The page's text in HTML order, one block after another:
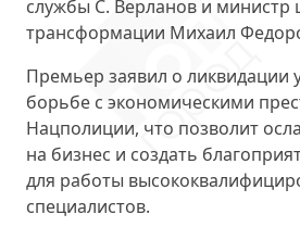
службы С. Верланов и министр
трансформации Михаил
Премьер заявил о ликвидации
борьбе с экономическими
Нацполиции, что позволит
на бизнес и создать
для работы
специалистов.